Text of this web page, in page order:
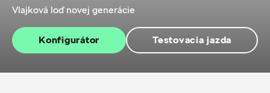
Vlajková loď novej generácie
Konfigurátor Testovacia jazda